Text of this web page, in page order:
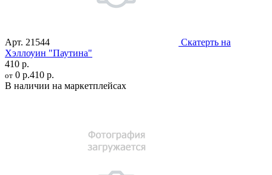
Арт. 21544
Скатерть на
Хэллоуин "Паутина"
410 р.
от 0 р.410 р.
В наличии на маркетплейсах